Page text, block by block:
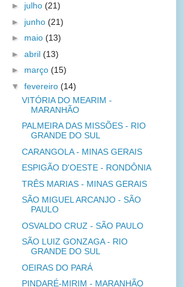
► julho (21)
► junho (21)
► maio (13)
► abril (13)
► março (15)
▼ fevereiro (14)
VITÓRIA DO MEARIM -
MARANHÃO
PALMEIRA DAS MISSÕES - RIO
GRANDE DO SUL
CARANGOLA - MINAS GERAIS
ESPIGÃO D'OESTE - RONDÔNIA
TRÊS MARIAS - MINAS GERAIS
SÃO MIGUEL ARCANJO - SÃO
PAULO
OSVALDO CRUZ - SÃO PAULO
SÃO LUIZ GONZAGA - RIO
GRANDE DO SUL
OEIRAS DO PARÁ
PINDARÉ-MIRIM - MARANHÃO